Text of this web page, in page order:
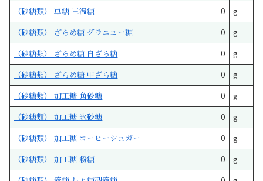
（砂糖類） 車糖 三温糖 0 g
（砂糖類） ざらめ糖 グラニュー糖 0 g
（砂糖類） ざらめ糖 白ざら糖 0 g
（砂糖類） ざらめ糖 中ざら糖 0 g
（砂糖類） 加工糖 角砂糖 0 g
（砂糖類） 加工糖 氷砂糖 0 g
（砂糖類） 加工糖 コーヒーシュガー 0 g
（砂糖類） 加工糖 粉糖 0 g